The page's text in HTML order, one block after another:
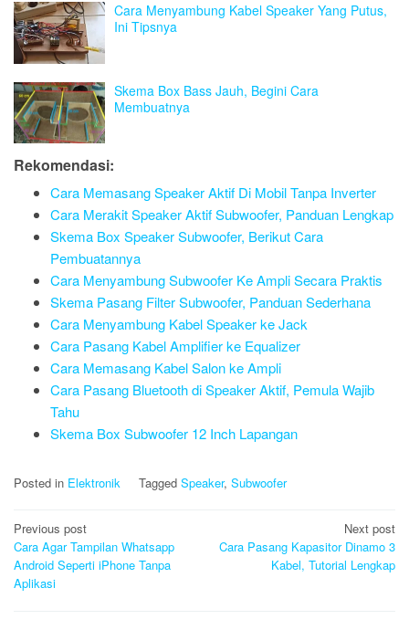
Cara Menyambung Kabel Speaker Yang Putus,
Ini Tipsnya
Skema Box Bass Jauh, Begini Cara
Membuatnya
Rekomendasi:
Cara Memasang Speaker Aktif Di Mobil Tanpa Inverter
Cara Merakit Speaker Aktif Subwoofer, Panduan Lengkap
Skema Box Speaker Subwoofer, Berikut Cara
Pembuatannya
Cara Menyambung Subwoofer Ke Ampli Secara Praktis
Skema Pasang Filter Subwoofer, Panduan Sederhana
Cara Menyambung Kabel Speaker ke Jack
Cara Pasang Kabel Amplifier ke Equalizer
Cara Memasang Kabel Salon ke Ampli
Cara Pasang Bluetooth di Speaker Aktif, Pemula Wajib
Tahu
Skema Box Subwoofer 12 Inch Lapangan
Posted in Elektronik Tagged Speaker, Subwoofer
Post
navigation
Previous post
Cara Agar Tampilan Whatsapp
Android Seperti iPhone Tanpa
Aplikasi
Next post
Cara Pasang Kapasitor Dinamo 3
Kabel, Tutorial Lengkap